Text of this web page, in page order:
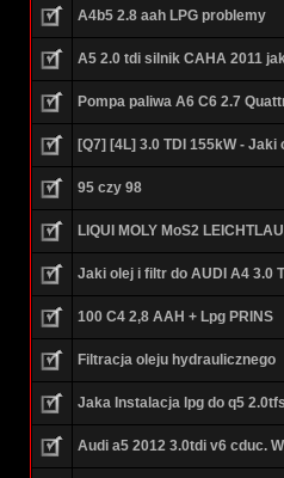
A4b5 2.8 aah LPG problemy
A5 2.0 tdi silnik CAHA 2011
Pompa paliwa A6 C6 2.7
[Q7] [4L] 3.0 TDI 155kW - Jaki
95 czy 98
LIQUI MOLY MoS2
Jaki olej i filtr do AUDI A4 3.0
100 C4 2,8 AAH + Lpg PRINS
Filtracja oleju hydraulicznego
Jaka Instalacja lpg do q5
Audi a5 2012 3.0tdi v6 cduc.